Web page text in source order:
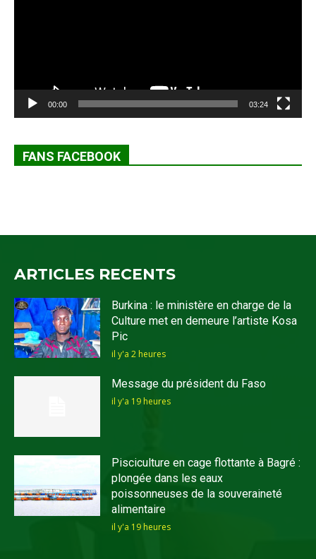
00:00 03:24
FANS FACEBOOK
ARTICLES RECENTS
Burkina : le ministère en charge de la
Culture met en demeure l’artiste Kosa
Pic
il y'a 2 heures
Message du président du Faso
il y'a 19 heures
Pisciculture en cage flottante à Bagré :
plongée dans les eaux
poissonneuses de la souveraineté
alimentaire
il y'a 19 heures